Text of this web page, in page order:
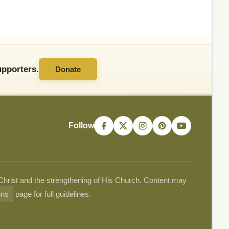
Donate
Follow
and the strengthening of His Church. Content may
page for full guidelines.